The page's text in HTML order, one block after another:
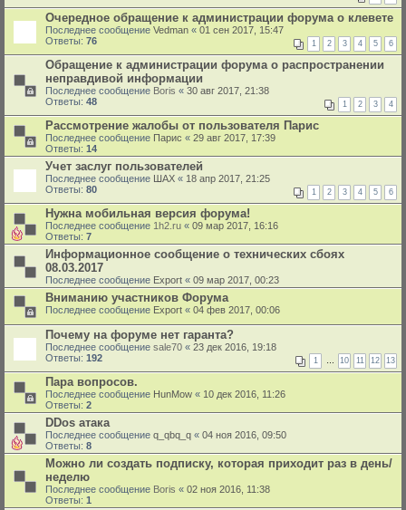
Очередное обращение к администрации форума о клевете
Последнее сообщение Vedman « 01 сен 2017, 15:47
Ответы: 76 1 2 3 4 5 6
Обращение к администрации форума о распространении
неправдивой информации
Последнее сообщение Boris « 30 авг 2017, 21:38
Ответы: 48 1 2 3 4
Рассмотрение жалобы от пользователя Парис
Последнее сообщение Парис « 29 авг 2017, 17:39
Ответы: 14
Учет заслуг пользователей
Последнее сообщение ШАХ « 18 апр 2017, 21:25
Ответы: 80 1 2 3 4 5 6
Нужна мобильная версия форума!
Последнее сообщение 1h2.ru « 09 мар 2017, 16:16
Ответы: 7
Информационное сообщение о технических сбоях
08.03.2017
Последнее сообщение Export « 09 мар 2017, 00:23
Вниманию участников Форума
Последнее сообщение Export « 04 фев 2017, 00:06
Почему на форуме нет гаранта?
Последнее сообщение sale70 « 23 дек 2016, 19:18
Ответы: 192 1 … 10 11 12 13
Пара вопросов.
Последнее сообщение HunMow « 10 дек 2016, 11:26
Ответы: 2
DDos атака
Последнее сообщение q_qbq_q « 04 ноя 2016, 09:50
Ответы: 8
Можно ли создать подписку, которая приходит раз в день/
неделю
Последнее сообщение Boris « 02 ноя 2016, 11:38
Ответы: 1